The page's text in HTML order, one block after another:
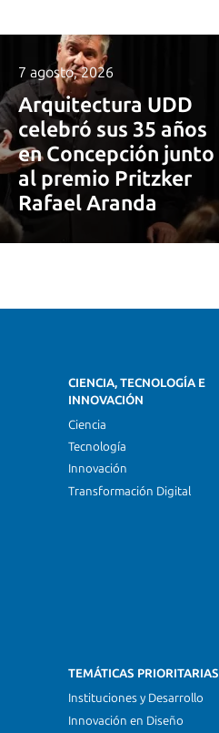
7 agosto, 2026
Arquitectura UDD
celebró sus 35 años
en Concepción junto
al premio Pritzker
Rafael Aranda
CIENCIA, TECNOLOGÍA E
INNOVACIÓN
Ciencia
Tecnología
Innovación
Transformación Digital
TEMÁTICAS PRIORITARIAS
Instituciones y Desarrollo
Innovación en Diseño